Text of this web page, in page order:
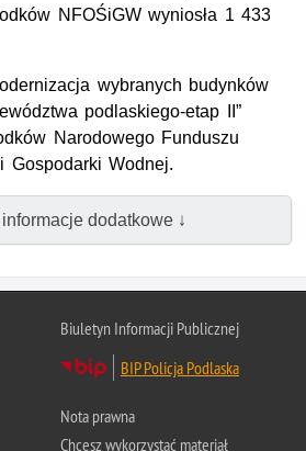
NFOŚiGW wyniosła 1 433
wybranych budynków
podlaskiego-etap II”
Narodowego Funduszu
Gospodarki Wodnej.
dodatkowe ↓
Biuletyn Informacji Publicznej
BIP Policja Podlaska
Nota prawna
Chcesz wykorzystać materiał